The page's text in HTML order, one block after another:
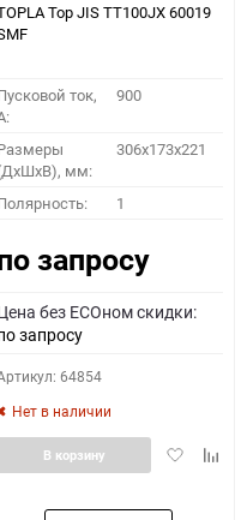
Top JIS TT100JX 60019
ток,
900
мм:
306x173x221
1
запросу
без ECOном скидки:
запросу
64854
Нет в наличии
Добавить
В корзину